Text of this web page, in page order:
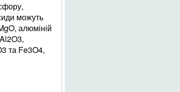
можуть
алюміній
та Fe3O4,